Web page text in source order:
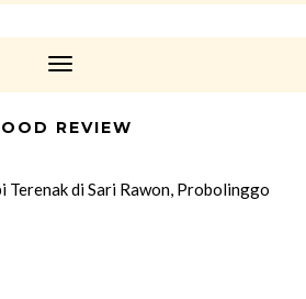
Toggle
REVIEW